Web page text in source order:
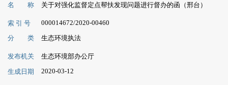
名 称 关于对强化监督定点帮扶发现问题进行督办的函（邢台）
索 引 号 000014672/2020-00460
分 类 生态环境执法
发布机关
生态环境部办公厅
生成日期
2020-03-12